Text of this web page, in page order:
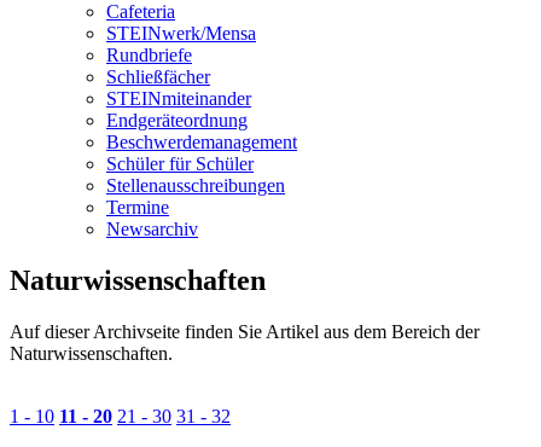
Cafeteria
STEINwerk/Mensa
Rundbriefe
Schließfächer
STEINmiteinander
Endgeräteordnung
Beschwerdemanagement
Schüler für Schüler
Stellenausschreibungen
Termine
Newsarchiv
Naturwissenschaften
Auf dieserArchivseite finden Sie Artikel aus dem Bereich der
Naturwissenschaften.
1 - 10 11 - 20 21 - 30 31 - 32